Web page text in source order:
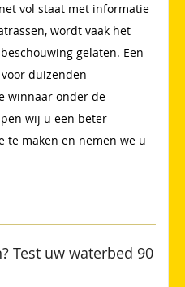
vol staat met informatie
wordt vaak het
gelaten. Een
duizenden
winnaar onder de
wij u een beter
te maken en nemen we u
Test uw waterbed 90